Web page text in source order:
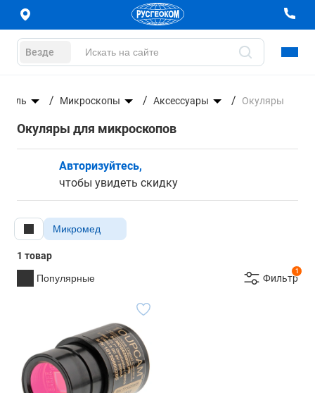
Везде
Микроскопы Аксессуары Окуляры
Окуляры для микроскопов
Авторизуйтесь,
чтобы увидеть скидку
Микромед
1 товар
Популярные
1
Фильтр